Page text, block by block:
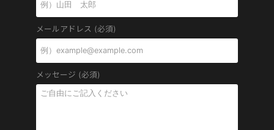
メールアドレス (必須)
メッセージ (必須)